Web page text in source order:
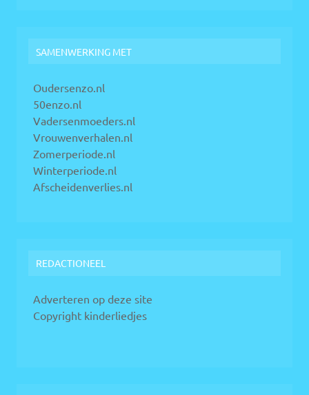
SAMENWERKING MET
Oudersenzo.nl
50enzo.nl
Vadersenmoeders.nl
Vrouwenverhalen.nl
Zomerperiode.nl
Winterperiode.nl
Afscheidenverlies.nl
REDACTIONEEL
Adverteren op deze site
Copyright kinderliedjes